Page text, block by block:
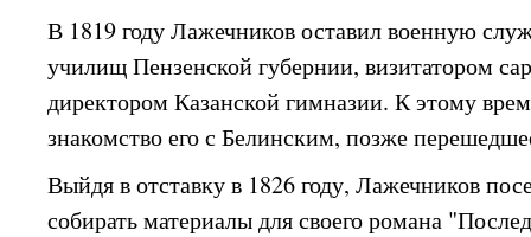
В 1819 году Лажечников оставил военную
училищ Пензенской губернии, визитатором
директором Казанской гимназии. К этому
знакомство его с Белинским, позже
Выйдя в отставку в 1826 году, Лажечников
собирать материалы для своего романа